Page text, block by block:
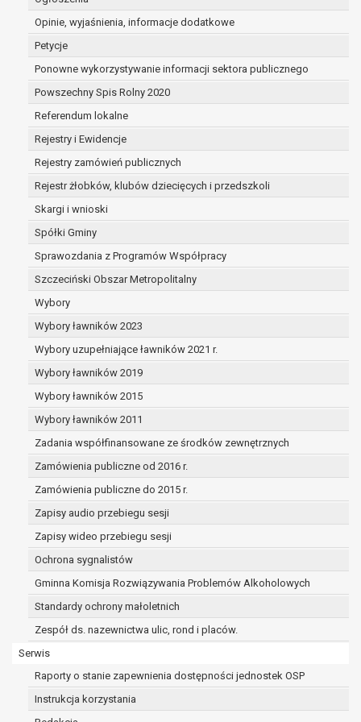
Opinie, wyjaśnienia, informacje dodatkowe
Petycje
Ponowne wykorzystywanie informacji sektora publicznego
Powszechny Spis Rolny 2020
Referendum lokalne
Rejestry i Ewidencje
Rejestry zamówień publicznych
Rejestr żłobków, klubów dziecięcych i przedszkoli
Skargi i wnioski
Spółki Gminy
Sprawozdania z Programów Współpracy
Szczeciński Obszar Metropolitalny
Wybory
Wybory ławników 2023
Wybory uzupełniające ławników 2021 r.
Wybory ławników 2019
Wybory ławników 2015
Wybory ławników 2011
Zadania współfinansowane ze środków zewnętrznych
Zamówienia publiczne od 2016 r.
Zamówienia publiczne do 2015 r.
Zapisy audio przebiegu sesji
Zapisy wideo przebiegu sesji
Ochrona sygnalistów
Gminna Komisja Rozwiązywania Problemów Alkoholowych
Standardy ochrony małoletnich
Zespół ds. nazewnictwa ulic, rond i placów.
Serwis
Raporty o stanie zapewnienia dostępności jednostek OSP
Instrukcja korzystania
dane są nieprawidłowe lub
niekompletne;
osobowych (tzw. prawo do bycia
zapomnianym) na podstawie art. 17 RODO,
w przypadku gdy:
dane nie są już niezbędne do celów,
sposób przetwarzane,
osoba, której dane dotyczą, wniosła
sprzeciw wobec przetwarzania
osoba, której dane dotyczą wycofała
osobowych, która jest podstawą
przetwarzania danych i nie ma innej
podstawy prawnej przetwarzania
dane osobowe przetwarzane są
niezgodnie z prawem,
dane osobowe muszą być usunięte w
celu wywiązania się z obowiązku
wynikającego z przepisów prawa;
prawo do żądania ograniczenia
przetwarzania danych osobowych na
podstawie art. 18 RODO, w przypadku gdy:
osoba, której dane dotyczą
kwestionuje prawidłowość danych
osobowych – na okres pozwalający
administratorowi sprawdzić
prawidłowość tych danych,
przetwarzanie danych jest niezgodne
z prawem, a osoba, której dane
dotyczą, sprzeciwia się usunięciu
danych, żądając w zamian ich
ograniczenia,
której dane dotyczą, potrzebuje ich do
ustalenia, obrony lub dochodzenia